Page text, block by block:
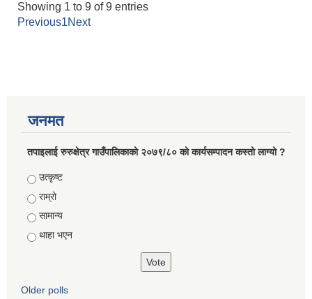
Showing 1 to 9 of 9 entries
Previous1Next
जनमत
तपाइलाई रुरुक्षेत्र गाउँपालिकाको २०७९/८० को कार्यसम्पादन कस्तो लाग्यो ?
Choices
उत्कृष्ट
राम्रो
सामान्य
थाहा भएन
Older polls